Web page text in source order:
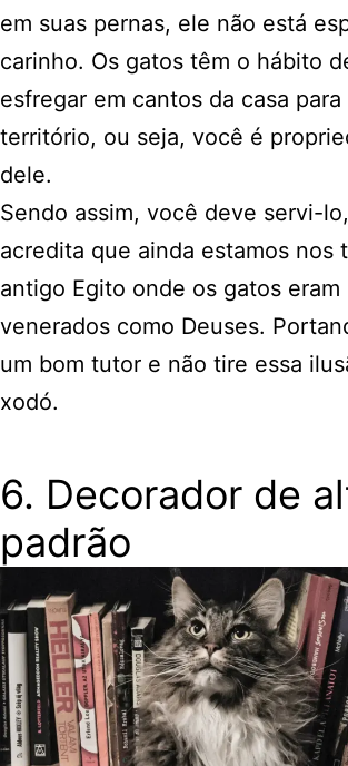
em suas pernas, ele não está
carinho. Os gatos têm o hábito
esfregar em cantos da casa para
território, ou seja, você é
dele.
Sendo assim, você deve servi-
acredita que ainda estamos nos
antigo Egito onde os gatos eram
venerados como Deuses.
um bom tutor e não tire essa
xodó.
6. Decorador de
padrão